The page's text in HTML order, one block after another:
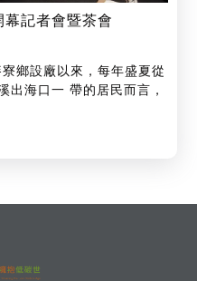
幕記者會暨茶會
鄉設廠以來，每年盛夏從
出海口一 帶的居民而言，